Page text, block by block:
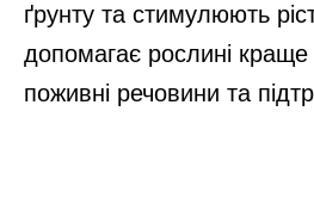
ґрунту та стимулюють
допомагає рослині
поживні речовини та